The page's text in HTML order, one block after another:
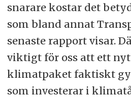
snarare kostar det
som bland annat
senaste rapport visar.
viktigt för oss att ett
klimatpaket faktiskt
som investerar i